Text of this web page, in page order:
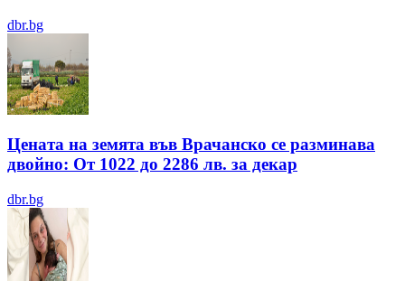
dbr.bg
Цената на земята във Врачанско се разминава
двойно: От 1022 до 2286 лв. за декар
dbr.bg